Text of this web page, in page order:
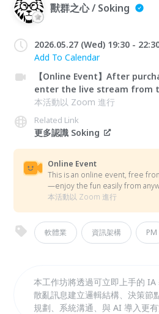
獸群之心 / Soking
2026.05.27 (Wed) 19:30 -
Add To Calendar
【Online Event】After
enter the live stream from
本活動以 Zoom 進行
Related Link
更多認識 Soking
Online Event
This is an online event, free
—enjoy the fun easily from
本活動以 Zoom 進行
軟體業 資訊架構 PM
本工作坊將透過可立即上手的
散亂訊息建立邏輯結構、決策節
規劃、系統溝通、與 AI 導入更有